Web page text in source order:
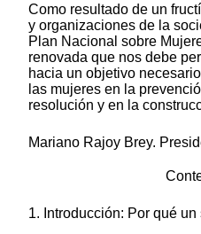
Como resultado de un
y organizaciones de la
Plan Nacional sobre
renovada que nos debe
hacia un objetivo
las mujeres en la
resolución y en la
Mariano Rajoy Brey.
1. Introducción: Por qué